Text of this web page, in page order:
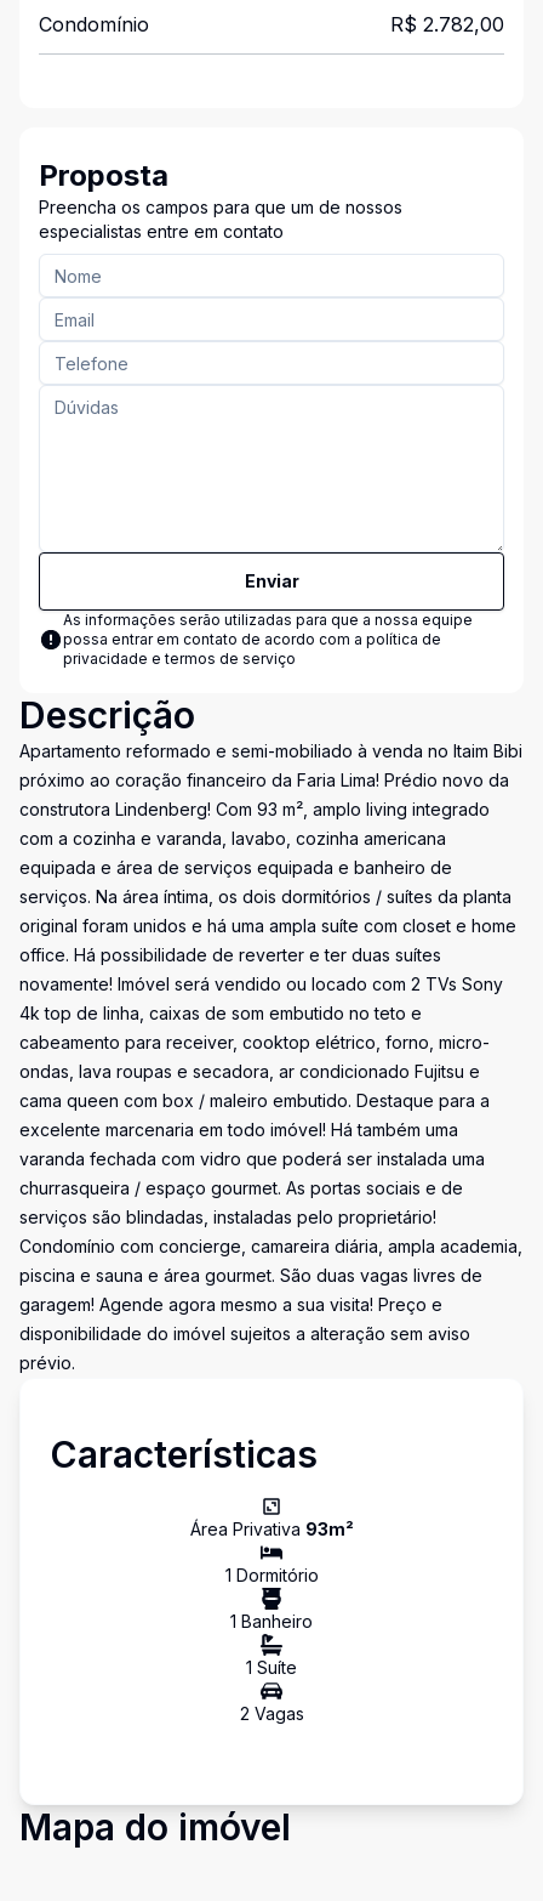
Condomínio R$ 2.782,00
Proposta
Preencha os campos para que um de nossos
especialistas entre em contato
Enviar
As informações serão utilizadas para que a nossa equipe
possa entrar em contato de acordo com a política de
privacidade e termos de serviço
Descrição
Apartamento reformado e semi-mobiliado à venda no Itaim Bibi
próximo ao coração financeiro da Faria Lima! Prédio novo da
construtora Lindenberg! Com 93 m², amplo living integrado
com a cozinha e varanda, lavabo, cozinha americana
equipada e área de serviços equipada e banheiro de
serviços. Na área íntima, os dois dormitórios / suítes da planta
original foram unidos e há uma ampla suíte com closet e home
office. Há possibilidade de reverter e ter duas suítes
novamente! Imóvel será vendido ou locado com 2 TVs Sony
4k top de linha, caixas de som embutido no teto e
cabeamento para receiver, cooktop elétrico, forno, micro-
ondas, lava roupas e secadora, ar condicionado Fujitsu e
cama queen com box / maleiro embutido. Destaque para a
excelente marcenaria em todo imóvel! Há também uma
varanda fechada com vidro que poderá ser instalada uma
churrasqueira / espaço gourmet. As portas sociais e de
serviços são blindadas, instaladas pelo proprietário!
Condomínio com concierge, camareira diária, ampla academia,
piscina e sauna e área gourmet. São duas vagas livres de
garagem! Agende agora mesmo a sua visita! Preço e
disponibilidade do imóvel sujeitos a alteração sem aviso
prévio.
Características
Área Privativa 93m²
1 Dormitório
1 Banheiro
1 Suíte
2 Vagas
Mapa do imóvel